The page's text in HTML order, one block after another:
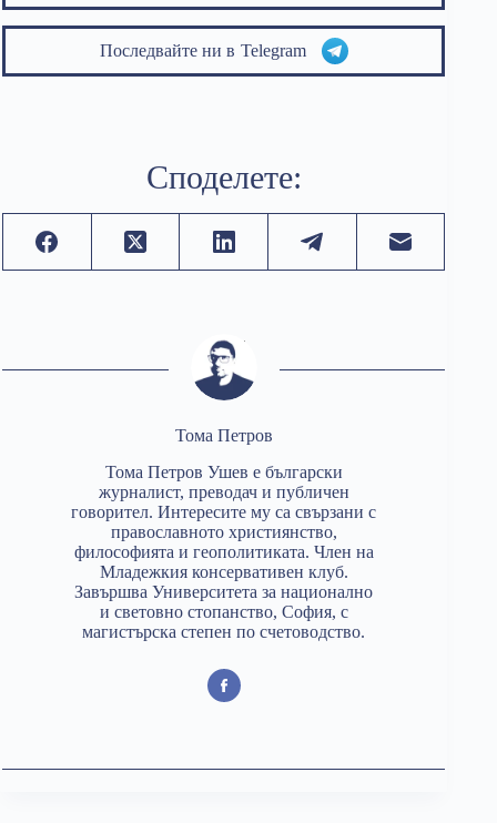
Последвайте ни в Telegram
Споделете:
Тома Петров
Тома Петров Ушев е български
журналист, преводач и публичен
говорител. Интересите му са свързани с
православното християнство,
философията и геополитиката. Член на
Младежкия консервативен клуб.
Завършва Университета за национално
и световно стопанство, София, с
магистърска степен по счетоводство.